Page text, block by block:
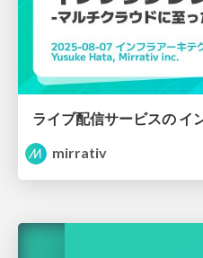
mirrativ